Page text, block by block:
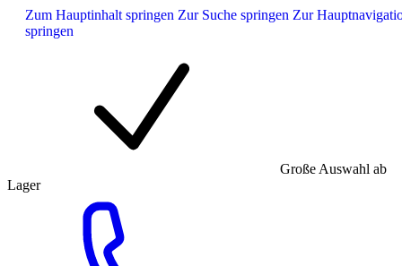
Zum Hauptinhalt springen Zur Suche springen Zur
springen
Große Auswahl ab
Lager